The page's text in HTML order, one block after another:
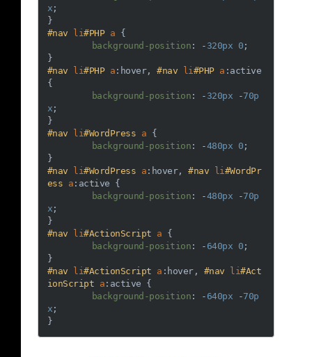
x ;
#nav
li#PHP a {
background-position : - 320px 0 ;
#nav
li#PHP a :hover, #nav li#PHP a :active
{
background-position : - 320px -70p
x ;
#nav
li#WordPress a {
background-position : -480px 0 ;
#nav
li#WordPress a :hover, #nav li#WordPr
ess a :active {
background-position : -480px -70p
x ;
#nav
li#ActionScript a {
background-position : - 640px 0 ;
#nav
li#ActionScript a :hover, #nav li#Act
ionScript a :active {
background-position : - 640px -70p
x ;